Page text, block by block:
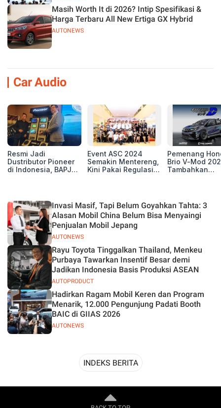
AUTONEWS
Masih Worth It di 2026? Intip Spesifikasi &
Harga Terbaru All New Ertiga GX Hybrid
Car Audio
Resmi Jadi
Dustributor Pioneer
di Indonesia, BAPJ
Event ASC 2024
Semakin Mentereng,
Kini Pakai Regulasi
Pemenang
Brio V-Mod
Tambahkan
AUTONEWS
Invasi Masif, Tapi Belum Goyahkan Tahta: 3
Alasan Mobil China Belum Bisa Menyaingi
Penjualan Mobil Jepang
AUTOPRODUCT
Rayu Toyota Tinggalkan Thailand, Menkeu
Purbaya Tawarkan Insentif Besar demi
Jadikan Indonesia Basis Produksi ASEAN
AUTONEWS
Hadirkan Ragam Mobil Keren dan Program
Menarik, 12.000 Pengunjung Padati Booth
BAIC di GIIAS 2026
INDEKS BERITA